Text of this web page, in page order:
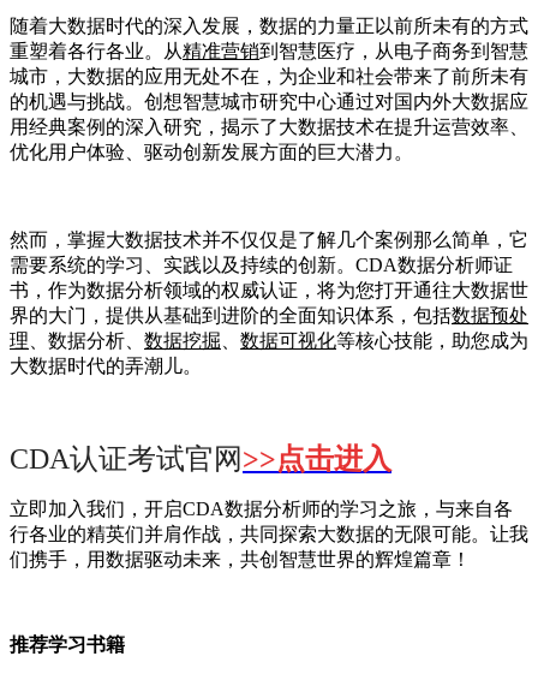
随着大数据时代的深入发展，数据的力量正以前所未有的方式
重塑着各行各业。从精准营销到智慧医疗，从电子商务到智慧
城市，大数据的应用无处不在，为企业和社会带来了前所未有
的机遇与挑战。创想智慧城市研究中心通过对国内外大数据应
用经典案例的深入研究，揭示了大数据技术在提升运营效率、
优化用户体验、驱动创新发展方面的巨大潜力。
然而，掌握大数据技术并不仅仅是了解几个案例那么简单，它
需要系统的学习、实践以及持续的创新。CDA数据分析师证
书，作为数据分析领域的权威认证，将为您打开通往大数据世
界的大门，提供从基础到进阶的全面知识体系，包括数据预处
理 、数据分析、 数据挖掘 数据可视化等核心技能，助您成为
大数据时代的弄潮儿。
CDA认证考试官网 >>点击进入
立即加入我们，开启CDA数据分析师的学习之旅，与来自各
行各业的精英们并肩作战，共同探索大数据的无限可能。让我
们携手，用数据驱动未来，共创智慧世界的辉煌篇章！
推荐学习书籍